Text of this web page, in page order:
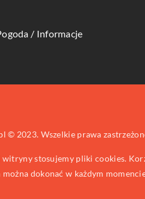
/ Informacje
© 2023. Wszelkie prawa
witryny stosujemy pliki cookies.
dokonać w każdym